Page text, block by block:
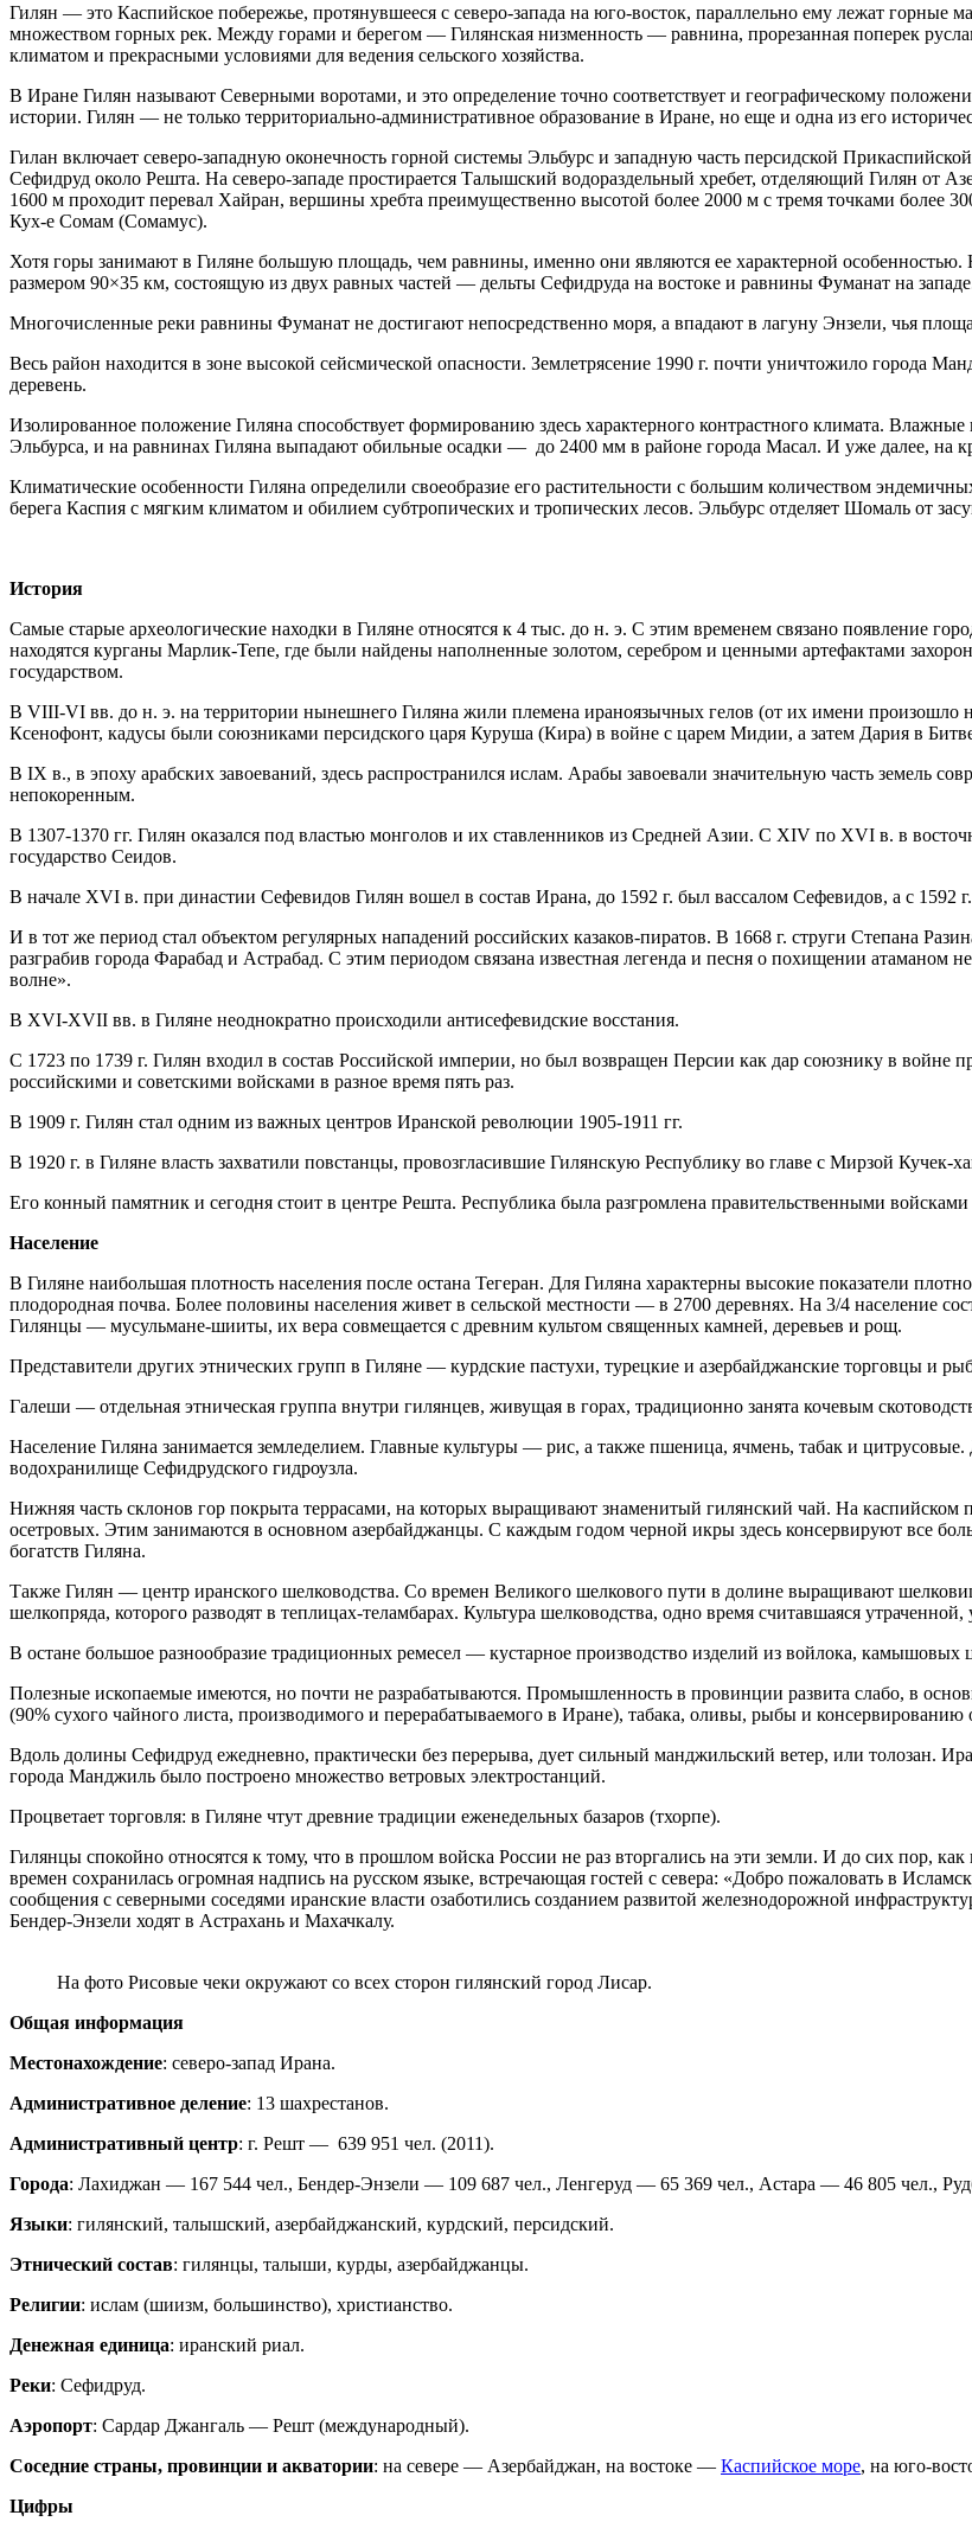
Гилян — это Каспийское побережье, протянувшееся с северо-запада на юго-восток, параллельно ему лежат горные
множеством горных рек. Между горами и берегом — Гилянская низменность — равнина, прорезанная поперек
климатом и прекрасными условиями для ведения сельского хозяйства.
В Иране Гилян называют Северными воротами, и это определение точно соответствует и географическому
истории. Гилян — не только территориально-административное образование в Иране, но еще и одна из его
Гилан включает северо-западную оконечность горной системы Эльбурс и западную часть персидской
Сефидруд около Решта. На северо-западе простирается Талышский водораздельный хребет, отделяющий Гилян от
1600 м проходит перевал Хайран, вершины хребта преимущественно высотой более 2000 м с тремя точками более
Кух-е Сомам (Сомамус).
Хотя горы занимают в Гиляне большую площадь, чем равнины, именно они являются ее характерной
размером 90×35 км, состоящую из двух равных частей — дельты Сефидруда на востоке и равнины Фуманат на
Многочисленные реки равнины Фуманат не достигают непосредственно моря, а впадают в лагуну Энзели, чья
Весь район находится в зоне высокой сейсмической опасности. Землетрясение 1990 г. почти уничтожило города
деревень.
Изолированное положение Гиляна способствует формированию здесь характерного контрастного климата.
Эльбурса, и на равнинах Гиляна выпадают обильные осадки — до 2400 мм в районе города Масал. И уже далее, на
Климатические особенности Гиляна определили своеобразие его растительности с большим количеством
берега Каспия с мягким климатом и обилием субтропических и тропических лесов. Эльбурс отделяет Шомаль от
История
Самые старые археологические находки в Гиляне относятся к 4 тыс. до н. э. С этим временем связано появление
находятся курганы Марлик-Тепе, где были найдены наполненные золотом, серебром и ценными артефактами
государством.
В VIII-VI вв. до н. э. на территории нынешнего Гиляна жили племена ираноязычных гелов (от их имени произошло
Ксенофонт, кадусы были союзниками персидского царя Куруша (Кира) в войне с царем Мидии, а затем Дария в
В IX в., в эпоху арабских завоеваний, здесь распространился ислам. Арабы завоевали значительную часть земель
непокоренным.
В 1307-1370 гг. Гилян оказался под властью монголов и их ставленников из Средней Азии. С XIV по XVI в. в
государство Сеидов.
В начале XVI в. при династии Сефевидов Гилян вошел в состав Ирана, до 1592 г. был вассалом Сефевидов, а с 1592
И в тот же период стал объектом регулярных нападений российских казаков-пиратов. В 1668 г. струги Степана
разграбив города Фарабад и Астрабад. С этим периодом связана известная легенда и песня о похищении атаманом
волне».
В XVI-XVII вв. в Гиляне неоднократно происходили антисефевидские восстания.
С 1723 по 1739 г. Гилян входил в состав Российской империи, но был возвращен Персии как дар союзнику в войне
российскими и советскими войсками в разное время пять раз.
В 1909 г. Гилян стал одним из важных центров Иранской революции 1905-1911 гг.
В 1920 г. в Гиляне власть захватили повстанцы, провозгласившие Гилянскую Республику во главе с Мирзой Кучек-
Его конный памятник и сегодня стоит в центре Решта. Республика была разгромлена правительственными
Население
В Гиляне наибольшая плотность населения после остана Тегеран. Для Гиляна характерны высокие показатели
плодородная почва. Более половины населения живет в сельской местности — в 2700 деревнях. На 3/4 население
Гилянцы — мусульмане-шииты, их вера совмещается с древним культом священных камней, деревьев и рощ.
Представители других этнических групп в Гиляне — курдские пастухи, турецкие и азербайджанские торговцы и
Галеши — отдельная этническая группа внутри гилянцев, живущая в горах, традиционно занята кочевым
Население Гиляна занимается земледелием. Главные культуры — рис, а также пшеница, ячмень, табак и
водохранилище Сефидрудского гидроузла.
Нижняя часть склонов гор покрыта террасами, на которых выращивают знаменитый гилянский чай. На каспийском
осетровых. Этим занимаются в основном азербайджанцы. С каждым годом черной икры здесь консервируют все
богатств Гиляна.
Также Гилян — центр иранского шелководства. Со времен Великого шелкового пути в долине выращивают
шелкопряда, которого разводят в теплицах-теламбарах. Культура шелководства, одно время считавшаяся
В остане большое разнообразие традиционных ремесел — кустарное производство изделий из войлока, камышовых
Полезные ископаемые имеются, но почти не разрабатываются. Промышленность в провинции развита слабо, в
(90% сухого чайного листа, производимого и перерабатываемого в Иране), табака, оливы, рыбы и консервированию
Вдоль долины Сефидруд ежедневно, практически без перерыва, дует сильный манджильский ветер, или толозан.
города Манджиль было построено множество ветровых электростанций.
Процветает торговля: в Гиляне чтут древние традиции еженедельных базаров (тхорпе).
Гилянцы спокойно относятся к тому, что в прошлом войска России не раз вторгались на эти земли. И до сих пор,
времен сохранилась огромная надпись на русском языке, встречающая гостей с севера: «Добро пожаловать в
сообщения с северными соседями иранские власти озаботились созданием развитой железнодорожной
Бендер-Энзели ходят в Астрахань и Махачкалу.
На фото Рисовые чеки окружают со всех сторон гилянский город Лисар.
Общая информация
Местонахождение: северо-запад Ирана.
Административное деление: 13 шахрестанов.
Административный центр: г. Решт — 639 951 чел. (2011).
Города: Лахиджан — 167 544 чел., Бендер-Энзели — 109 687 чел., Ленгеруд — 65 369 чел., Астара — 46 805 чел.,
Языки: гилянский, талышский, азербайджанский, курдский, персидский.
Этнический состав: гилянцы, талыши, курды, азербайджанцы.
Религии: ислам (шиизм, большинство), христианство.
Денежная единица: иранский риал.
Реки: Сефидруд.
Аэропорт: Сардар Джангаль — Решт (международный).
Соседние страны, провинции и акватории: на севере — Азербайджан, на востоке — Каспийское море, на юго-
Цифры